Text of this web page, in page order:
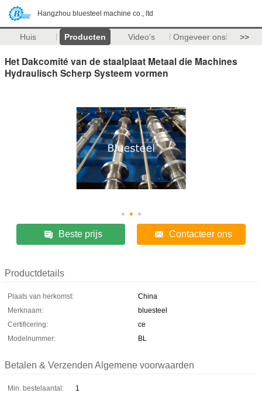
Hangzhou bluesteel machine co., ltd
Huis Producten Video's Ongeveer ons >>
Het Dakcomité van de staalplaat Metaal die Machines
Hydraulisch Scherp Systeem vormen
Beste prijs Contacteer ons
Productdetails
Plaats van herkomst:
China
Merknaam:
bluesteel
Certificering:
ce
Modelnummer:
BL
Betalen & Verzenden Algemene voorwaarden
Min. bestelaantal:
1